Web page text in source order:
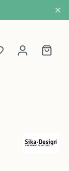
Du hast 0